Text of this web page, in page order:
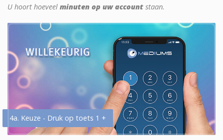
U hoort hoeveel minuten op uw account staan.
4a. Keuze - Druk op toets 1 +